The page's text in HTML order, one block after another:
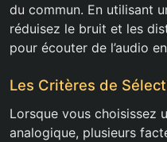
du commun. En utilisant
réduisez le bruit et les
pour écouter de l’audio
Les Critères de
Lorsque vous choisissez
analogique, plusieurs